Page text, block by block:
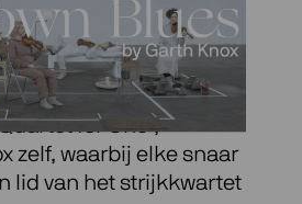
in opdracht van
waarin hedendaagse
verkend die zijn
aspecten
for One’,
zelf, waarbij elke snaar
lid van het strijkkwartet